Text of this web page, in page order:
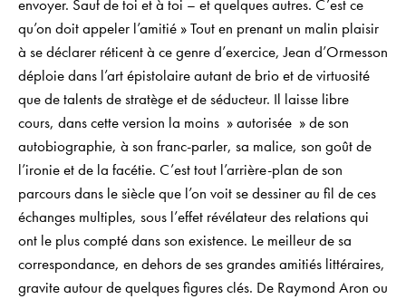
envoyer. Sauf de toi et à toi – et quelques autres. C’est ce
qu’on doit appeler l’amitié » Tout en prenant un malin plaisir
à se déclarer réticent à ce genre d’exercice, Jean d’Ormesson
déploie dans l’art épistolaire autant de brio et de virtuosité
que de talents de stratège et de séducteur. Il laisse libre
cours, dans cette version la moins » autorisée » de son
autobiographie, à son franc-parler, sa malice, son goût de
l’ironie et de la facétie. C’est tout l’arrière-plan de son
parcours dans le siècle que l’on voit se dessiner au fil de ces
échanges multiples, sous l’effet révélateur des relations qui
ont le plus compté dans son existence. Le meilleur de sa
correspondance, en dehors de ses grandes amitiés littéraires,
gravite autour de quelques figures clés. De Raymond Aron ou